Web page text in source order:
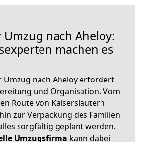
Umzug nach Aheloy:
machen es
Umzug nach Aheloy erfordert
und Organisation. Vom
Route von Kaiserslautern
zur Verpackung des Familien
sorgfältig geplant werden.
Umzugsfirma kann dabei